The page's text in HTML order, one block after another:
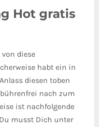
Hot gratis
diese
habt ein in
diesen toben
nach zum
ist nachfolgende
musst Dich unter